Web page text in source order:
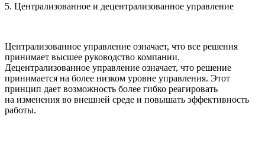
5. Централизованное и децентрализованное управление
Централизованное управление означает, что все решения
принимает высшее руководство компании.
Децентрализованное управление означает, что решение
принимается на более низком уровне управления. Этот
принцип дает возможность более гибко реагировать
на изменения во внешней среде и повышать эффективность
работы.